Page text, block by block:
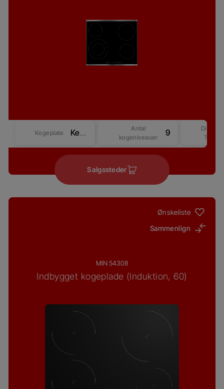
Kogeplate Keramisk
Antal
kogeniveauer
9
Display
Type
Salgssteder
Ønskeliste
Sammenlign
MIN 54308
Indbygget kogeplade (Induktion, 60)